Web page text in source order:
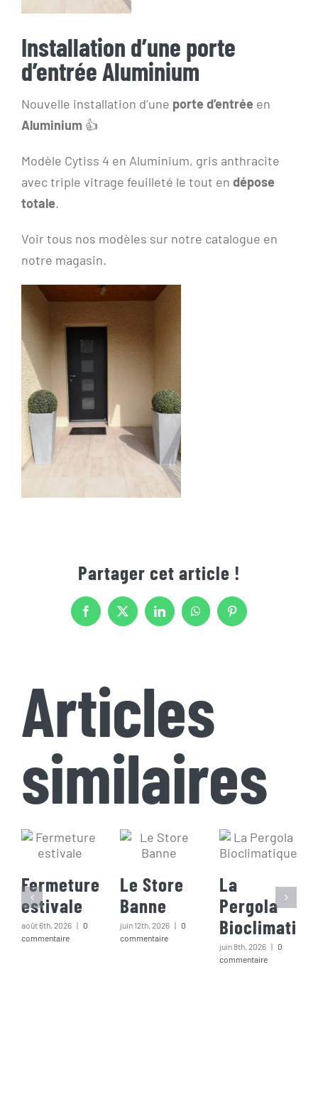
Installation d’une porte
d’entrée Aluminium
Nouvelle installation d’une porte d’entréeen
Aluminium👍
Modèle Cytiss 4 en Aluminium, gris anthracite
avec triple vitrage feuilleté le tout en dépose
totale.
Voir tous nos modèles sur notre catalogue en
notre magasin.
Partager cet article !
Facebook
X LinkedInWhatsAppPinterest
Articles
similaires
Fermeture
estivale
août 6th, 2026 | 0
commentaire
Le Store
Banne
juin 12th, 2026 | 0
commentaire
La
Pergola
juin 8th, 2026 | 0
commentaire